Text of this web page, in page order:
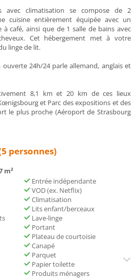
avec climatisation se compose de 2
cuisine entièrement équipée avec un
café, ainsi que de 1 salle de bains avec
Cet hébergement met à votre
linge de lit.
24h/24 parle allemand, anglais et
8,1 km et 20 km de ces lieux
et Parc des expositions et des
le plus proche (Aéroport de Strasbourg
personnes)
m²
Entrée indépendante
VOD (ex. Netflix)
Climatisation
Lits enfant/berceaux
Lave-linge
Portant
Plateau de courtoisie
Canapé
Parquet
Papier toilette
Produits ménagers